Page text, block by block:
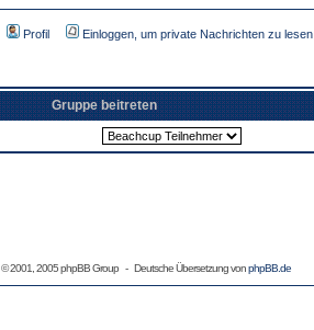
Profil Einloggen, um private Nachrichten zu lesen
Gruppe beitreten
© 2001, 2005 phpBB Group - Deutsche Übersetzung vonphpBB.de